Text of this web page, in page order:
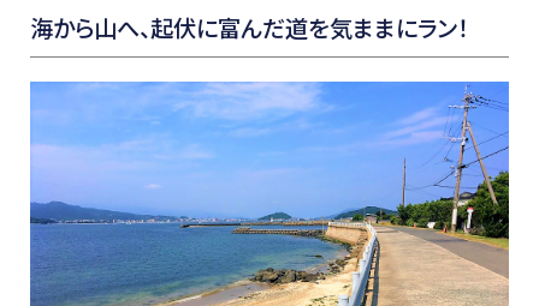
海から山へ、起伏に富んだ道を気ままにラン！